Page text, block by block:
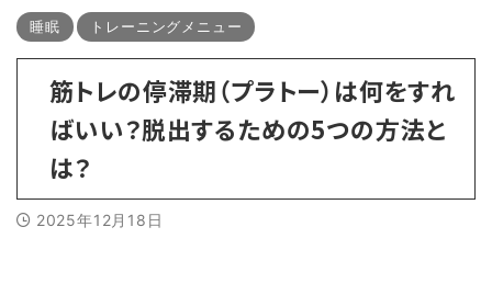
睡眠 トレーニングメニュー
筋トレの停滞期（プラトー）は何をすれ
ばいい？脱出するための5つの方法と
は？
2025年12月18日